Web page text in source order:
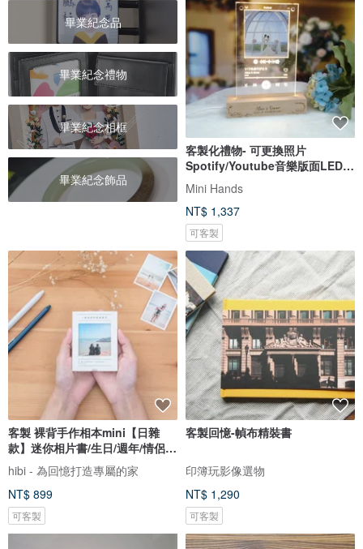
畢業紀念品
畢業紀念禮物
畢業紀念相框
畢業紀念飾品
客製化禮物- 可更換照片
Spotify/Youtube音樂版面LED
發光相架
Mini Hands
NT$ 1,337
可客製
客製 裸背手作相本mini【日雜
款】迷你相片書/生日/週年/情侶禮
物
hibi - 為回憶打造專屬的家
NT$ 899
可客製
客製回憶-幀布精裝書
印簿玩影像選物
NT$ 1,290
可客製